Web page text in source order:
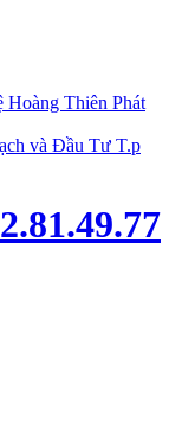
Thiên Phát
và Đầu Tư T.p